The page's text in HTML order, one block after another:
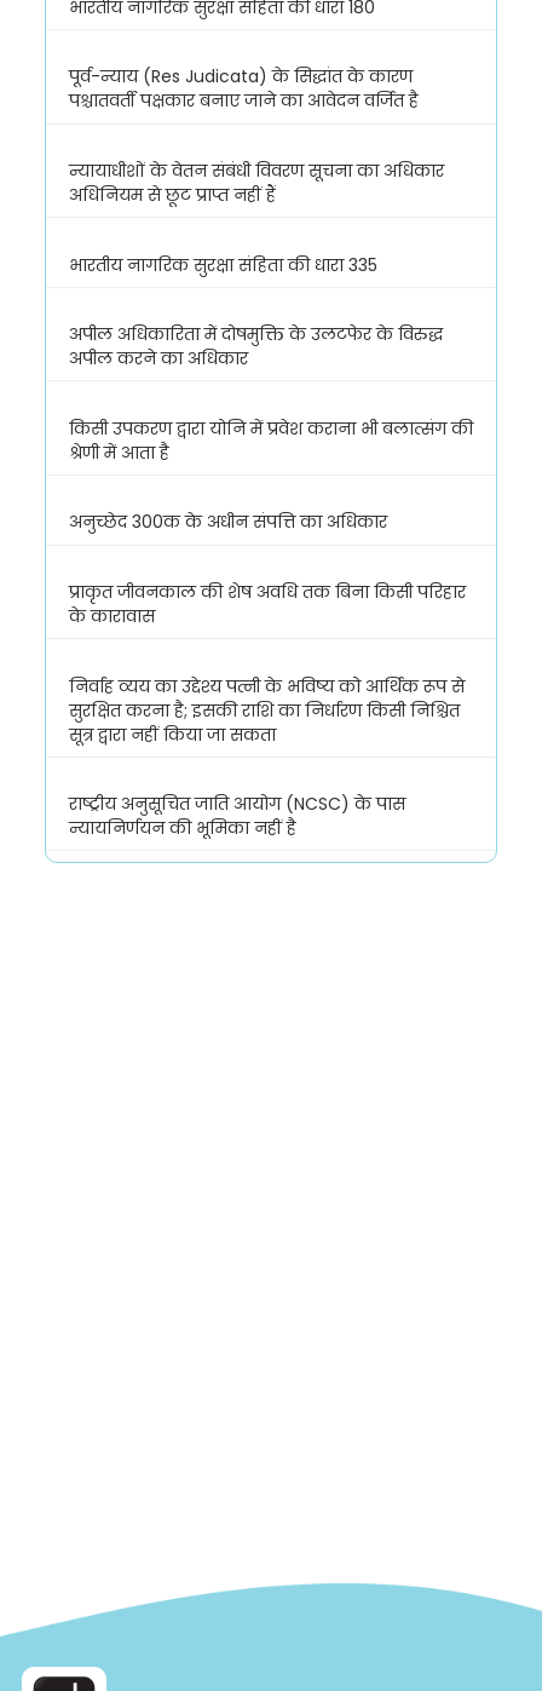
भारतीय नागरिक सुरक्षा संहिता की धारा 180
पूर्व-न्याय (Res Judicata) के सिद्धांत के कारण
पश्चातवर्ती पक्षकार बनाए जाने का आवेदन वर्जित है
न्यायाधीशों के वेतन संबंधी विवरण सूचना का अधिकार
अधिनियम से छूट प्राप्त नहीं हैं
भारतीय नागरिक सुरक्षा संहिता की धारा 335
अपील अधिकारिता में दोषमुक्ति के उलटफेर के विरुद्ध
अपील करने का अधिकार
किसी उपकरण द्वारा योनि में प्रवेश कराना भी बलात्संग की
श्रेणी में आता है
अनुच्छेद 300क के अधीन संपत्ति का अधिकार
प्राकृत जीवनकाल की शेष अवधि तक बिना किसी परिहार
के कारावास
निर्वाह व्यय का उद्देश्य पत्नी के भविष्य को आर्थिक रूप से
सुरक्षित करना है; इसकी राशि का निर्धारण किसी निश्चित
सूत्र द्वारा नहीं किया जा सकता
राष्ट्रीय अनुसूचित जाति आयोग (NCSC) के पास
न्यायनिर्णयन की भूमिका नहीं है